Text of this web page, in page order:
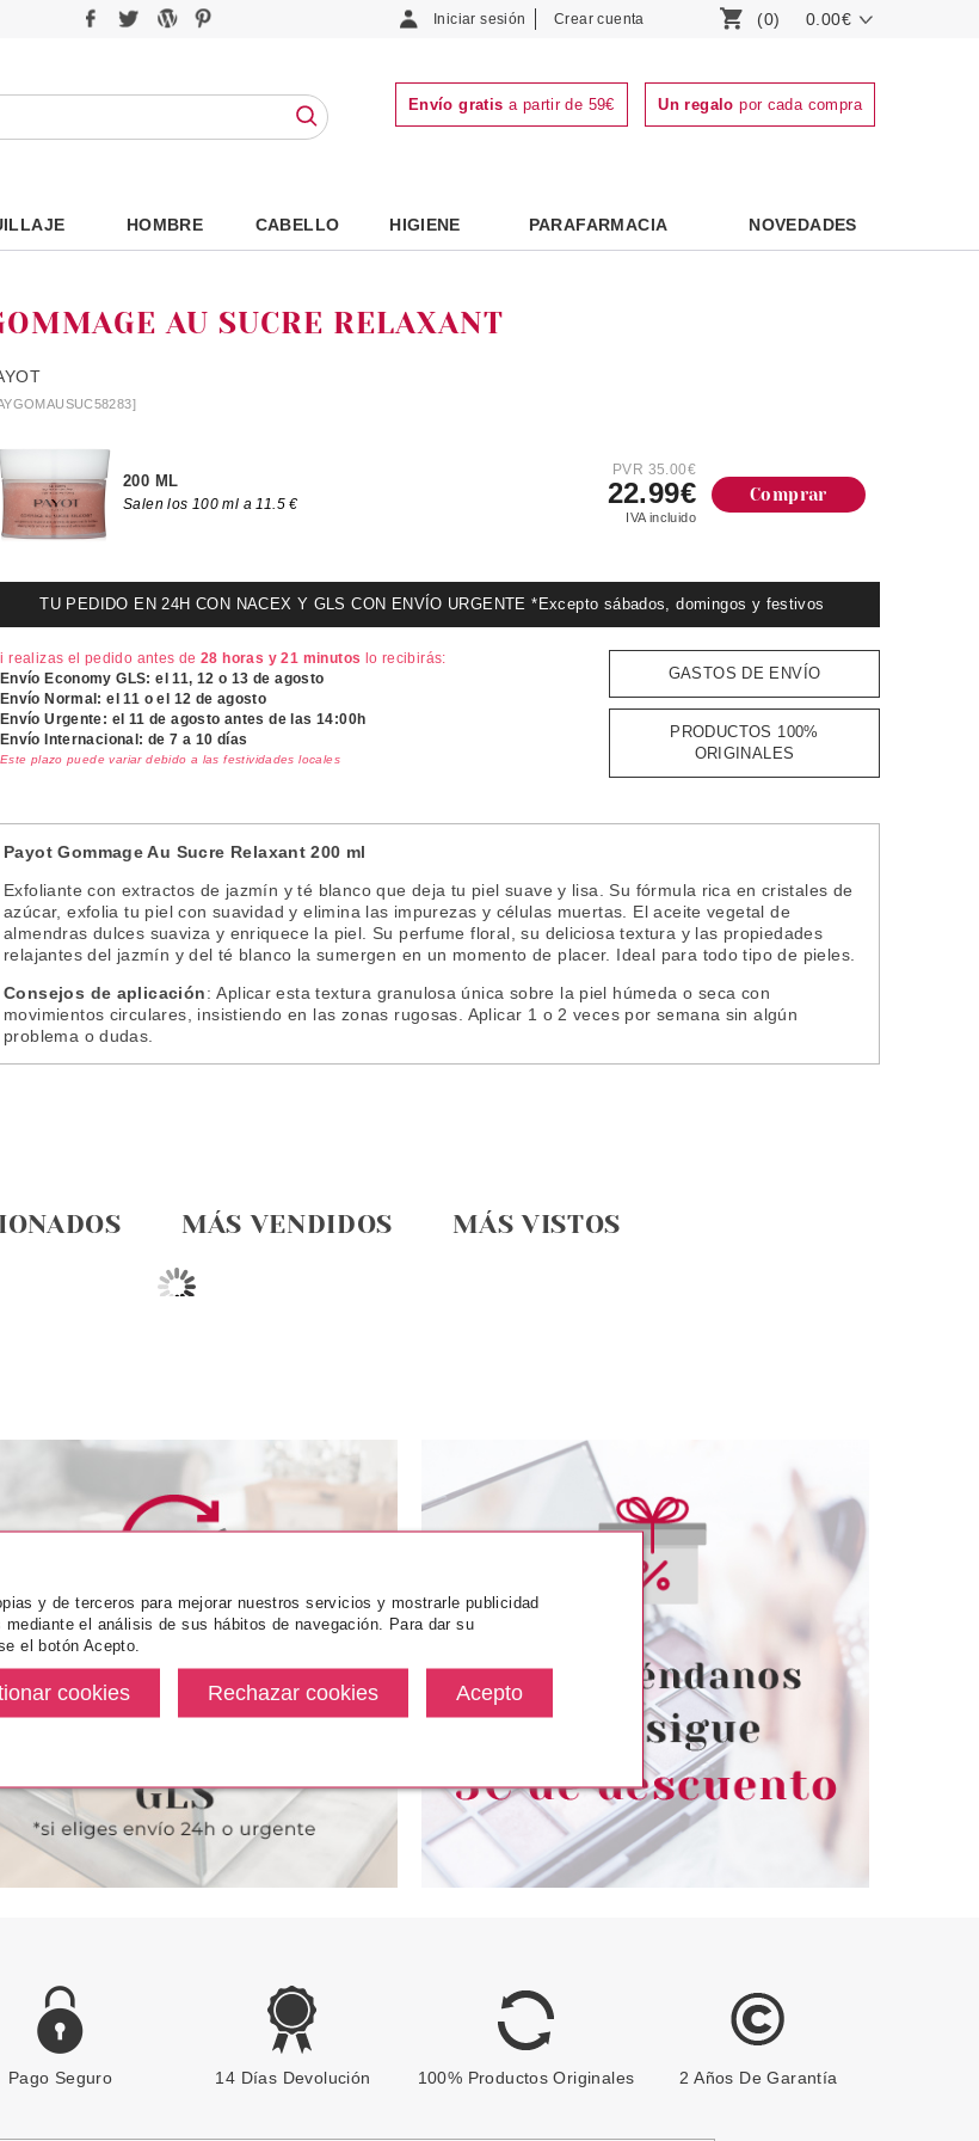
Iniciar sesión Crear cuenta (0) 0.00€
Envío gratis a partir de 59€ Un regalo por cada compra
HOMBRE CABELLO HIGIENE PARAFARMACIA NOVEDADES
AU SUCRE RELAXANT
200 ML
Salen los 100 ml a 11.5 €
PVR 35.00€
22.99€
IVA incluido
Comprar
TU PEDIDO EN 24H CON NACEX Y GLS CON ENVÍO URGENTE *Excepto sábados, domingos y festivos
realizas el pedido antes de28 horas y 21 minutos lo recibirás:
Economy GLS: el11, 12 o 13 de agosto
Normal: el11 o el 12 de agosto
Urgente: el 11 de agosto antes de las 14:00h
Internacional: de 7 a 10 días
plazo puede variar debido a las festividades locales
GASTOS DE ENVÍO
PRODUCTOS 100%
ORIGINALES
Payot Gommage Au Sucre Relaxant 200 ml
Exfoliante con extractos de jazmín y té blanco que deja tu piel suave y lisa. Su fórmula rica en cristales de
azúcar, exfolia tu piel con suavidad y elimina las impurezas y células muertas. El aceite vegetal de
almendras dulces suaviza y enriquece la piel. Su perfume floral, su deliciosa textura y las propiedades
relajantes del jazmín y del té blanco la sumergen en un momento de placer. Ideal para todo tipo de pieles.
Consejos de aplicación: Aplicar esta textura granulosa única sobre la piel húmeda o seca con
movimientos circulares, insistiendo en las zonas rugosas. Aplicar 1 o 2 veces por semana sin algún
problema o dudas.
MÁS VENDIDOS MÁS VISTOS
PAYOT PURE WHITE LOCION
ESTIMULANTE Y
CLARIFICANTE 200 ML
-64% 13.95€
PAYOT GEL DEMAQUILLANTE
DETOX 400 ML + LOCION
REGALO
-45% 32.50€
PAYOT LECHE MICELLAR
DESMAQUILLANTE TUBO 125
Pvr 24.00€
-46%
desde
Pago Seguro 14 Días Devolución 100% Productos Originales 2 Años De Garantía
y de terceros para mejorar nuestros servicios y mostrarle publicidad
el análisis de sus hábitos de navegación. Para dar su
el botón Acepto.